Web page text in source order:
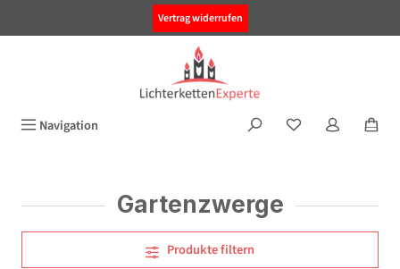
Vertrag widerrufen
Navigation
Gartenzwerge
Produkte filtern